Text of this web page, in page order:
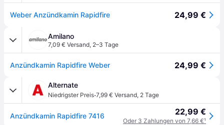
Weber Anzündkamin Rapidfire 24,99 €
Amilano
7,09 € Versand, 2–3 Tage
Anzündkamin Rapidfire Weber 24,99 €
Alternate
Niedrigster Preis·7,99 € Versand, 2 Tage
Anzündkamin Rapidfire 7416 22,99 €
Oder 3 Zahlungen von 7,66 €¹